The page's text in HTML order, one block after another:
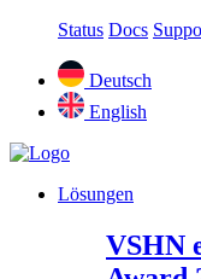
Status Docs
Deutsch
English
Lösungen
VSHN